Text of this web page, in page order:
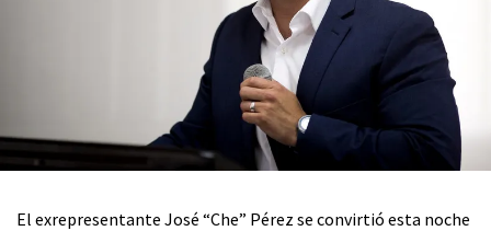
El exrepresentante José “Che” Pérez se convirtió esta noche